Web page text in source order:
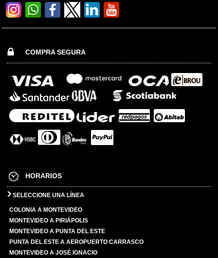
COMPRA SEGURA
HORARIOS
SELECCIONE UNA LÍNEA
COLONIA A MONTEVIDEO
MONTEVIDEO A PIRIÁPOLIS
MONTEVIDEO A PUNTA DEL ESTE
PUNTA DEL ESTE A AEROPUERTO CARRASCO
MONTEVIDEO A JOSÉ IGNACIO